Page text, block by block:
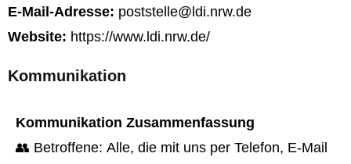
E-Mail-Adresse: poststelle@ldi.nrw.de
Website: https://www.ldi.nrw.de/
Kommunikation
Kommunikation Zusammenfassung
👥 Betroffene: Alle, die mit uns per Telefon, E-Mail